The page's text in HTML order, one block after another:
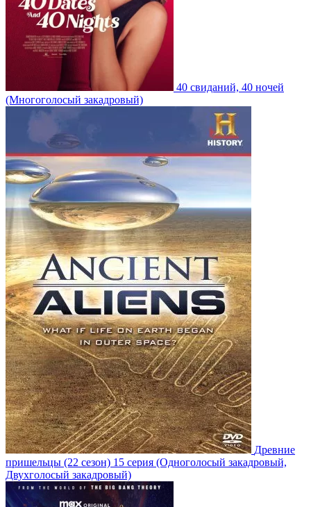
40 свиданий, 40 ночей
(Многоголосый закадровый)
Древние
пришельцы (22 сезон) 15 серия (Одноголосый закадровый,
Двухголосый закадровый)